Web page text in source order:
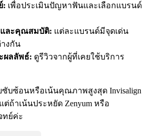
: เพื่อประเมินปัญหาฟันและเลือกแบรนด์
และคุณสมบัติ: แต่ละแบรนด์มีจุดเด่น
งกัน
ผลลัพธ์: ดูรีวิวจากผู้ที่เคยใช้บริการ
ซ้อนหรือเน้นคุณภาพสูงสุด Invisalign
ถ้าเน้นประหยัด Zenyum หรือ
ทย์ค่ะ